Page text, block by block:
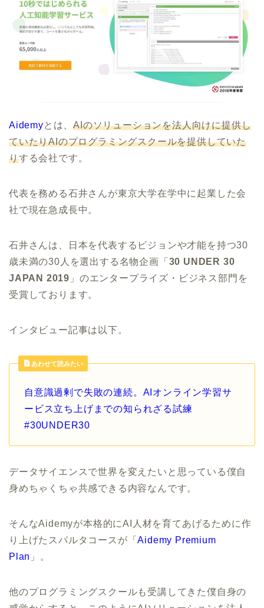
Aidemyとは、AIのソリューションを法人向けに提供し
ていたりAIのプログラミングスクールを提供していた
りする会社です。
代表を務める石井さんが東京大学在学中に起業した会
社で現在急成長中。
石井さんは、日本を代表するビジョンや才能を持つ30
歳未満の30人を選出する名物企画「 30 UNDER 30
JAPAN 2019 」のエンタープライズ・ビジネス部門を
受賞しております。
インタビュー記事は以下。
あわせて読みたい
自意識過剰で失敗の連続。AIオンライン学習サ
ービス立ち上げまでの知られざる試練
#30UNDER30
データサイエンスで世界を変えたいと思っている僕自
身めちゃくちゃ共感できる内容なんです。
そんなAidemyが本格的にAI人材を育てあげるために作
り上げたスパルタコースが「Aidemy Premium
Plan 」。
他のプログラミングスクールも受講してきた僕自身の